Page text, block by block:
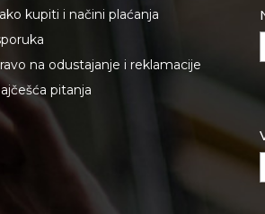
kupiti i načini plaćanja
na odustajanje i reklamacije
pitanja